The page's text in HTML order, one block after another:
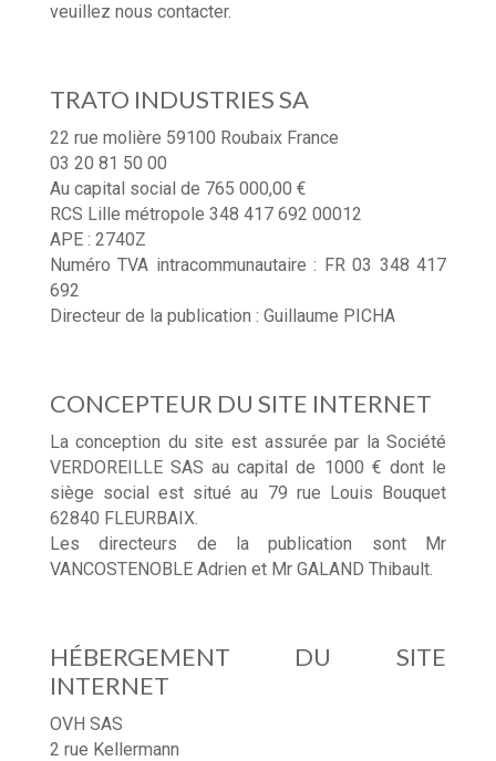
veuillez nous contacter.
TRATO INDUSTRIES SA
22 rue molière 59100 Roubaix France
03 20 81 50 00
Au capital social de 765 000,00 €
RCS Lille métropole 348 417 692 00012
APE : 2740Z
Numéro TVA intracommunautaire : FR 03 348 417
692
Directeur de la publication : Guillaume PICHA
CONCEPTEUR DU SITE INTERNET
La conception du site est assurée par la Société
VERDOREILLE SAS au capital de 1000 € dont le
siège social est situé au 79 rue Louis Bouquet
62840 FLEURBAIX.
Les directeurs de la publication sont Mr
VANCOSTENOBLE Adrien et Mr GALAND Thibault.
HÉBERGEMENT DU SITE
INTERNET
OVH SAS
2 rue Kellermann